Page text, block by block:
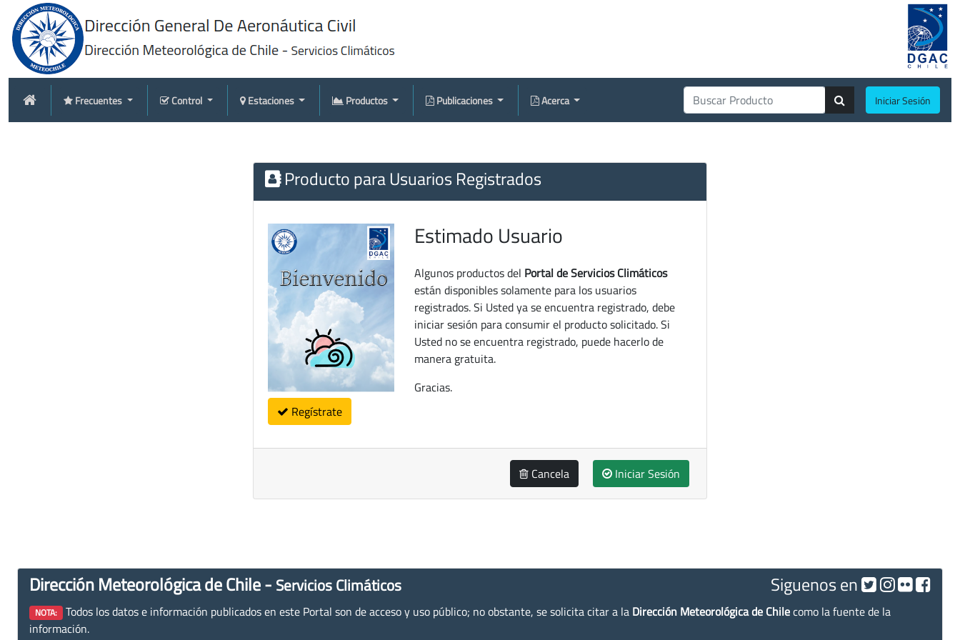
Frecuentes Control Estaciones Productos Publicaciones Acerca Iniciar Sesión
Producto para Usuarios Registrados
Regístrate
Estimado Usuario
Algunos productos del Portal de Servicios Climáticos
están disponibles solamente para los usuarios
registrados. Si Usted ya se encuentra registrado, debe
iniciar sesión para consumir el producto solicitado. Si
Usted no se encuentra registrado, puede hacerlo de
manera gratuita.
Gracias.
Cancela Iniciar Sesión
Dirección Meteorológica de Chile - Servicios Climáticos Siguenos en
NOTA: Todos los datos e información publicados en este Portal son de acceso y uso público; no obstante, se solicita citar a la Dirección Meteorológica de Chilecomo la fuente de la
información.